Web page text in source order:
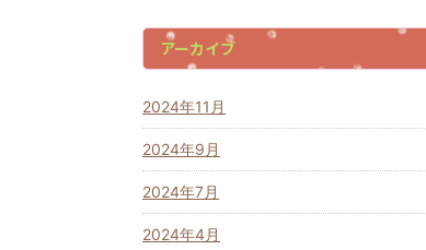
アーカイブ
2024年11月
2024年9月
2024年7月
2024年4月